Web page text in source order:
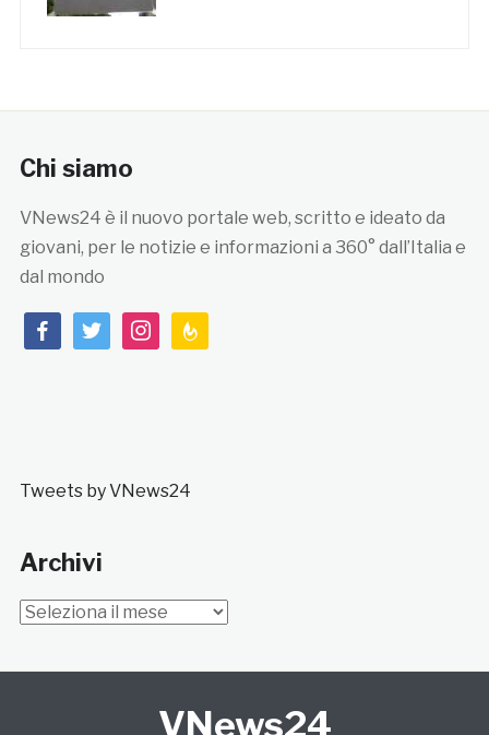
Chi siamo
VNews24 è il nuovo portale web, scritto e ideato da
giovani, per le notizie e informazioni a 360° dall’Italia e
dal mondo
facebooktwitterinstagramfeedburner
Tweets by VNews24
Archivi
Archivi
VNews24